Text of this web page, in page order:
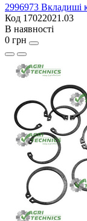
2996973 Вкладиші
Код 17022021.03
В наявності
0 грн